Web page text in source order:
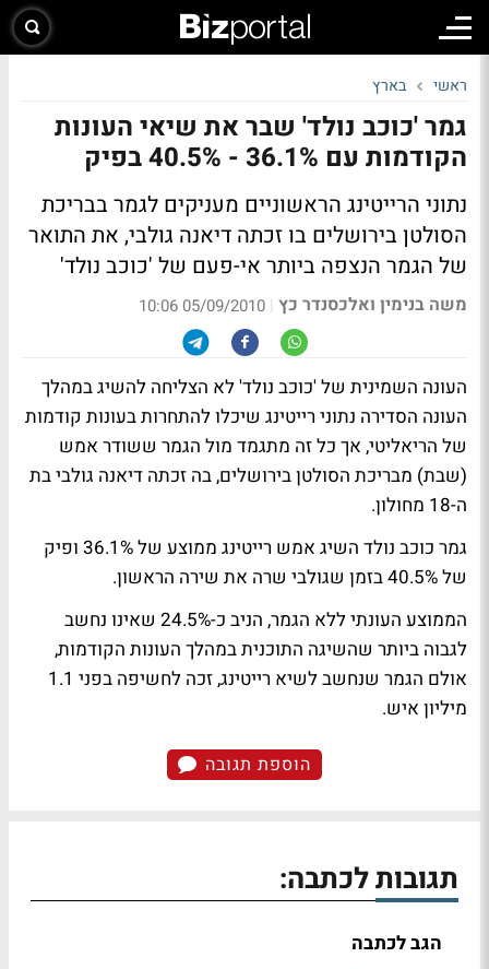
ראשי בארץ
גמר 'כוכב נולד' שבר את שיאי העונות
הקודמות עם 36.1% - 40.5% בפיק
נתוני הרייטינג הראשוניים מעניקים לגמר בבריכת
הסולטן בירושלים בו זכתה דיאנה גולבי, את התואר
של הגמר הנצפה ביותר אי-פעם של 'כוכב נולד'
משה בנימין ואלכסנדר כץ |
05/09/2010 10:06
העונה השמינית של 'כוכב נולד' לא הצליחה להשיג במהלך
העונה הסדירה נתוני רייטינג שיכלו להתחרות בעונות קודמות
של הריאליטי, אך כל זה מתגמד מול הגמר ששודר אמש
(שבת) מבריכת הסולטן בירושלים, בה זכתה דיאנה גולבי בת
ה-18 מחולון.
גמר כוכב נולד השיג אמש רייטינג ממוצע של 36.1% ופיק
של 40.5% בזמן שגולבי שרה את שירה הראשון.
הממוצע העונתי ללא הגמר, הניב כ-24.5% שאינו נחשב
לגבוה ביותר שהשיגה התוכנית במהלך העונות הקודמות,
אולם הגמר שנחשב לשיא רייטינג, זכה לחשיפה בפני 1.1
מיליון איש.
הוספת תגובה
תגובות לכתבה:
הגב לכתבה